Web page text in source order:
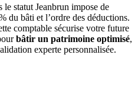
le statut Jeanbrun impose de
du bâti et l’ordre des déductions.
comptable sécurise votre future
bâtir un patrimoine optimisé,
experte personnalisée.